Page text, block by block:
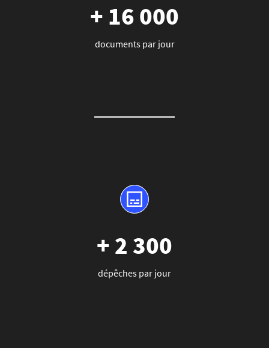
+ 16 000
documents par jour
+ 2 300
dépêches par jour